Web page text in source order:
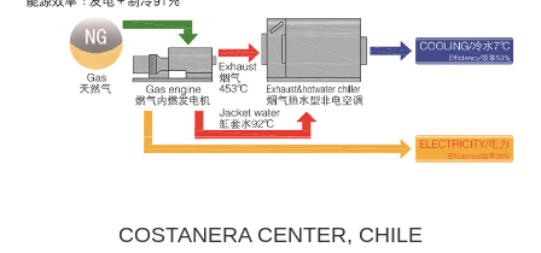
COSTANERA CENTER, CHILE